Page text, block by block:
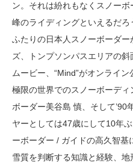
ン。それは紛れもなくスノー
峰のライディングといえるだろ
ふたりの日本人スノーボーダ
ズ、トンプソンパスエリアの
ムービー、“Mind”がオンライン
極限の世界でのスノーボーデ
ボーダー美谷島 慎、そして’90
ヤーとしては47歳にして10年
ーボーダー / ガイドの高久智基
雪質を判断する知識と経験、